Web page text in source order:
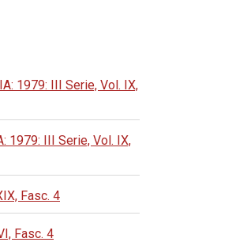
1979: III Serie, Vol. IX,
1979: III Serie, Vol. IX,
Fasc. 4
Fasc. 4